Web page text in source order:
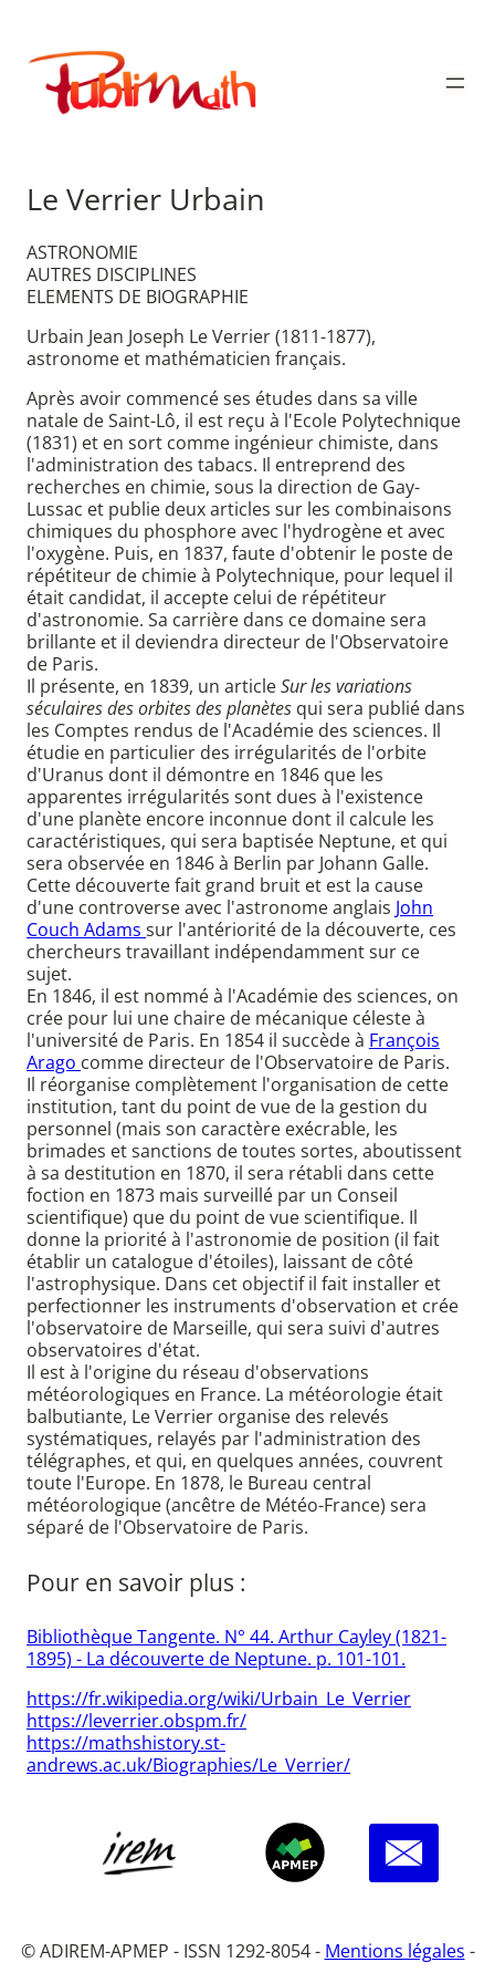
contenu
Publimath
Le Verrier Urbain
ASTRONOMIE
AUTRES DISCIPLINES
ELEMENTS DE BIOGRAPHIE
Urbain Jean Joseph Le Verrier (1811-1877),
astronome et mathématicien français.
Après avoir commencé ses études dans sa ville
natale de Saint-Lô, il est reçu à l'Ecole Polytechnique
(1831) et en sort comme ingénieur chimiste, dans
l'administration des tabacs. Il entreprend des
recherches en chimie, sous la direction de Gay-
Lussac et publie deux articles sur les combinaisons
chimiques du phosphore avec l'hydrogène et avec
l'oxygène. Puis, en 1837, faute d'obtenir le poste de
répétiteur de chimie à Polytechnique, pour lequel il
était candidat, il accepte celui de répétiteur
d'astronomie. Sa carrière dans ce domaine sera
brillante et il deviendra directeur de l'Observatoire
de Paris.
Il présente, en 1839, un articleSur les variations
séculaires des orbites des planètes qui sera publié dans
les Comptes rendus de l'Académie des sciences. Il
étudie en particulier des irrégularités de l'orbite
d'Uranus dont il démontre en 1846 que les
apparentes irrégularités sont dues à l'existence
d'une planète encore inconnue dont il calcule les
caractéristiques, qui sera baptisée Neptune, et qui
sera observée en 1846 à Berlin par Johann Galle.
Cette découverte fait grand bruit et est la cause
d'une controverse avec l'astronome anglais John
Couch Adams sur l'antériorité de la découverte, ces
chercheurs travaillant indépendamment sur ce
sujet.
En 1846, il est nommé à l'Académie des sciences, on
crée pour lui une chaire de mécanique céleste à
l'université de Paris. En 1854 il succède à François
Arago comme directeur de l'Observatoire de Paris.
Il réorganise complètement l'organisation de cette
institution, tant du point de vue de la gestion du
personnel (mais son caractère exécrable, les
brimades et sanctions de toutes sortes, aboutissent
à sa destitution en 1870, il sera rétabli dans cette
foction en 1873 mais surveillé par un Conseil
scientifique) que du point de vue scientifique. Il
donne la priorité à l'astronomie de position (il fait
établir un catalogue d'étoiles), laissant de côté
l'astrophysique. Dans cet objectif il fait installer et
perfectionner les instruments d'observation et crée
l'observatoire de Marseille, qui sera suivi d'autres
observatoires d'état.
Il est à l'origine du réseau d'observations
météorologiques en France. La météorologie était
balbutiante, Le Verrier organise des relevés
systématiques, relayés par l'administration des
télégraphes, et qui, en quelques années, couvrent
toute l'Europe. En 1878, le Bureau central
météorologique (ancêtre de Météo-France) sera
séparé de l'Observatoire de Paris.
Pour en savoir plus :
Bibliothèque Tangente. N° 44. Arthur Cayley (1821-
1895) - La découverte de Neptune. p. 101-101.
https://fr.wikipedia.org/wiki/Urbain_Le_Verrier
https://leverrier.obspm.fr/
https://mathshistory.st-
andrews.ac.uk/Biographies/Le_Verrier/
© ADIREM-APMEP - ISSN 1292-8054 - Mentions légales -